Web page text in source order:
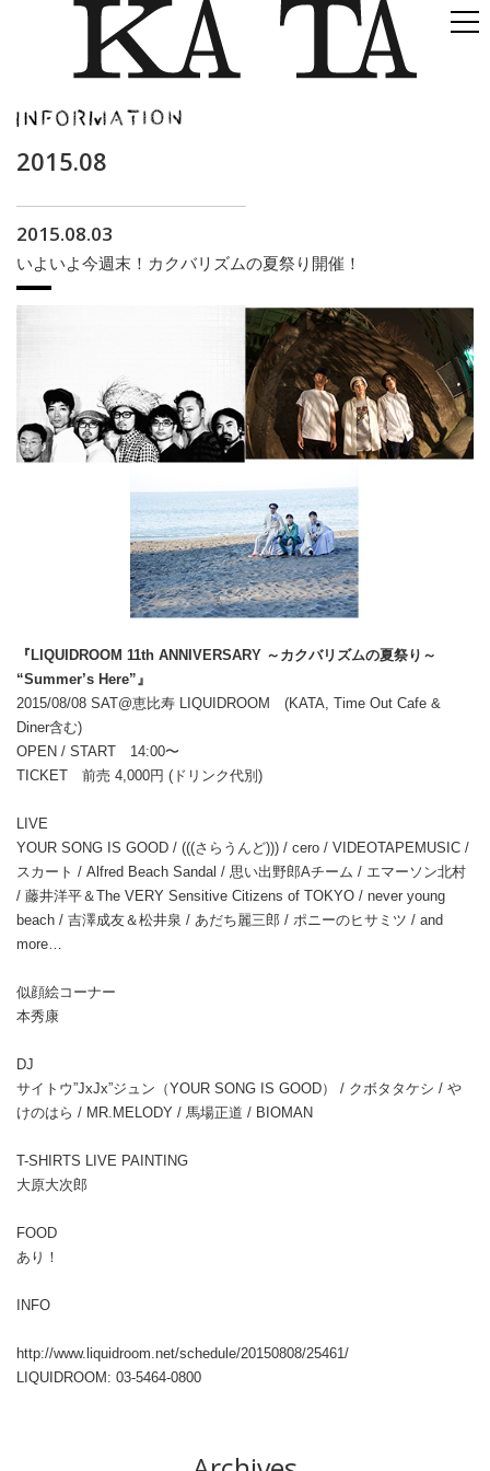
2015.08
2015.08.03
いよいよ今週末！カクバリズムの夏祭り開催！
『LIQUIDROOM 11th ANNIVERSARY ～カクバリズムの夏祭り～
“Summer’s Here”』
2015/08/08 SAT@恵比寿 LIQUIDROOM (KATA, Time Out Cafe &
Diner含む)
OPEN / START 14:00〜
TICKET 前売 4,000円 (ドリンク代別)
LIVE
YOUR SONG IS GOOD / (((さらうんど))) / cero / VIDEOTAPEMUSIC /
スカート / Alfred Beach Sandal / 思い出野郎Aチーム / エマーソン北村
/ 藤井洋平＆The VERY Sensitive Citizens of TOKYO / never young
beach / 吉澤成友＆松井泉 / あだち麗三郎 / ポニーのヒサミツ / and
more…
似顔絵コーナー
本秀康
DJ
サイトウ”JxJx”ジュン（YOUR SONG IS GOOD） / クボタタケシ / や
けのはら / MR.MELODY / 馬場正道 / BIOMAN
T-SHIRTS LIVE PAINTING
大原大次郎
FOOD
あり！
INFO
http://www.liquidroom.net/schedule/20150808/25461/
LIQUIDROOM: 03-5464-0800